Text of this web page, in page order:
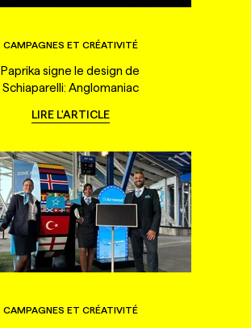
CAMPAGNES ET CRÉATIVITÉ
Paprika signe le design de
Schiaparelli: Anglomaniac
LIRE L'ARTICLE
CAMPAGNES ET CRÉATIVITÉ